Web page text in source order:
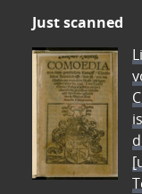
Just scanned